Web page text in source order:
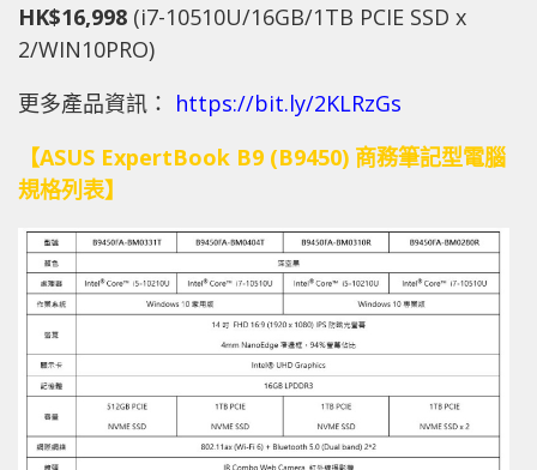
HK$16,998 (i7-10510U/16GB/1TB PCIE SSD x
2/WIN10PRO)
更多產品資訊： https://bit.ly/2KLRzGs
【ASUS ExpertBook B9 (B9450) 商務筆記型電腦
規格列表】